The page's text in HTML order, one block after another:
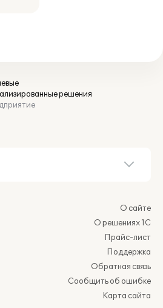
решения
О сайте
О решениях 1С
Прайс-лист
Поддержка
Обратная связь
Сообщить об ошибке
Карта сайта